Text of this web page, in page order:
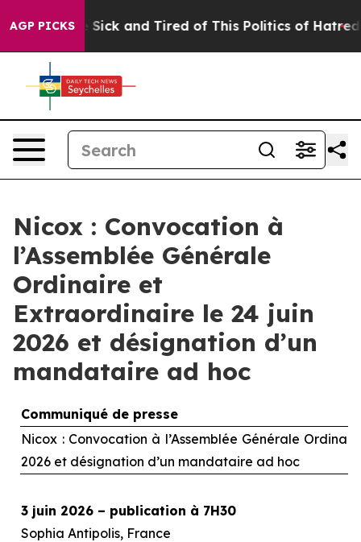
AGP PICKS
Are Sick and Tired of This Politics of Hatred” The
Nicox : Convocation à
l’Assemblée Générale
Ordinaire et
Extraordinaire le 24 juin
2026 et désignation d’un
mandataire ad hoc
Communiqué de presse
Nicox : Convocation à l’Assemblée Générale
2026 et désignation d’un mandataire ad hoc
3 juin 2026 – publication à 7H30
Sophia Antipolis, France